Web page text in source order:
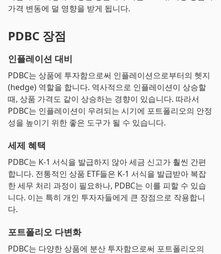
가격 변동에 덜 영향을 받게 됩니다.
PDBC 장점
인플레이션 대비
PDBC는 상품에 투자함으로써 인플레이션으로부터의 헷지
(hedge) 역할을 합니다. 역사적으로 인플레이션이 상승할
때, 상품 가격도 같이 상승하는 경향이 있습니다. 따라서
PDBC는 인플레이션이 우려되는 시기에 포트폴리오의 안정
성을 높이기 위한 좋은 도구가 될 수 있습니다.
세제 혜택
PDBC는 K-1 서식을 발급하지 않아 세금 신고가 훨씬 간편
합니다. 전통적인 상품 ETF들은 K-1 서식을 발급받아 복잡
한 세무 처리 과정이 필요하나, PDBC는 이를 피할 수 있습
니다. 이는 특히 개인 투자자들에게 큰 장점으로 작용합니
다.
포트폴리오 다변화
PDBC는 다양한 상품에 분산 투자함으로써 포트폴리오의